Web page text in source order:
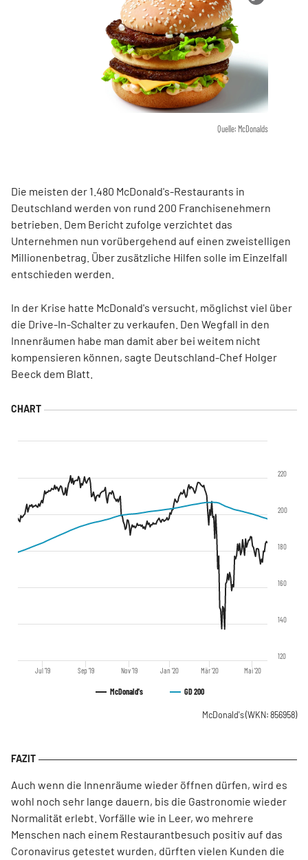
Quelle: McDonalds
Die meisten der 1.480 McDonald's-Restaurants in
Deutschland werden von rund 200 Franchisenehmern
betrieben. Dem Bericht zufolge verzichtet das
Unternehmen nun vorübergehend auf einen zweistelligen
Millionenbetrag. Über zusätzliche Hilfen solle im Einzelfall
entschieden werden.
In der Krise hatte McDonald's versucht, möglichst viel über
die Drive-In-Schalter zu verkaufen. Den Wegfall in den
Innenräumen habe man damit aber bei weitem nicht
kompensieren können, sagte Deutschland-Chef Holger
Beeck dem Blatt.
McDonald's GD 200
Jul '19 Sep '19 Nov '19 Jan '20 Mär '20 Mai '20
120
140
160
180
200
220
McDonald's(WKN: 856958)
Auch wenn die Innenräume wieder öffnen dürfen, wird es
wohl noch sehr lange dauern, bis die Gastronomie wieder
Normalität erlebt. Vorfälle wie in Leer, wo mehrere
Menschen nach einem Restaurantbesuch positiv auf das
Coronavirus getestet wurden, dürften vielen Kunden die